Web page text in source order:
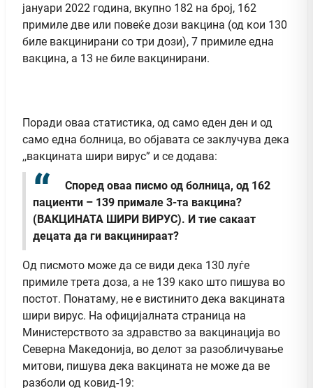
јануари 2022 година, вкупно 182 на број, 162
примиле две или повеќе дози вакцина (од кои 130
биле вакцинирани со три дози), 7 примиле една
вакцина, а 13 не биле вакцинирани.
Поради оваа статистика, од само еден ден и од
само една болница, во објавата се заклучува дека
,,вакцината шири вирус” и се додава:
Според оваа писмо од болница, од 162
пациенти – 139 примале 3-та вакцина?
(ВАКЦИНАТА ШИРИ ВИРУС). И тие сакаат
децата да ги вакцинираат?
Од писмото може да се види дека 130 луѓе
примиле трета доза, а не 139 како што пишува во
постот. Понатаму, не е вистинито дека вакцината
шири вирус. На официјалната страница на
Министерството за здравство за вакцинација во
Северна Македонија, во делот за разобличување
митови, пишува дека вакцината не може да ве
разболи од ковид-19: